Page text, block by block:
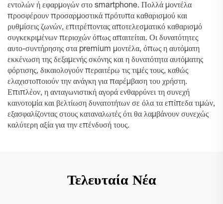
εντολών ή εφαρμογών στο smartphone. Πολλά μοντέλα
προσφέρουν προσαρμοστικά πρότυπα καθαρισμού και
ρυθμίσεις ζωνών, επιτρέποντας αποτελεσματικό καθαρισμό
συγκεκριμένων περιοχών όπως απαιτείται. Οι δυνατότητες
αυτο-συντήρησης στα premium μοντέλα, όπως η αυτόματη
εκκένωση της δεξαμενής σκόνης και η δυνατότητα αυτόματης
φόρτισης, δικαιολογούν περαιτέρω τις τιμές τους, καθώς
ελαχιστοποιούν την ανάγκη για παρέμβαση του χρήστη.
Επιπλέον, η ανταγωνιστική αγορά ενθαρρύνει τη συνεχή
καινοτομία και βελτίωση δυνατοτήτων σε όλα τα επίπεδα τιμών,
εξασφαλίζοντας στους καταναλωτές ότι θα λαμβάνουν συνεχώς
καλύτερη αξία για την επένδυσή τους.
Τελευταία Νέα